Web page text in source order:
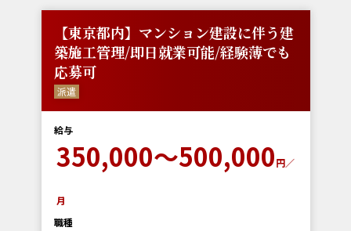
【東京都内】マンション建設に伴う建
築施工管理/即日就業可能/経験薄でも
応募可
派遣
給与
350,000～500,000円／
月
職種